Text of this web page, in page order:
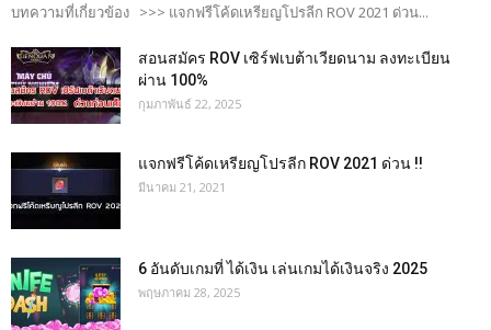
บทความที่เกี่ยวข้อง >>> แจกฟรีโค้ดเหรียญโปรลีก ROV 2021 ด่วน...
สอนสมัคร ROV เซิร์ฟเบต้าเวียดนาม ลงทะเบียน
ผ่าน 100%
กุมภาพันธ์ 22, 2025
แจกฟรีโค้ดเหรียญโปรลีก ROV 2021 ด่วน !!
มีนาคม 21, 2021
6 อันดับเกมที่ ได้เงิน เล่นเกมได้เงินจริง 2025
พฤษภาคม 28, 2025